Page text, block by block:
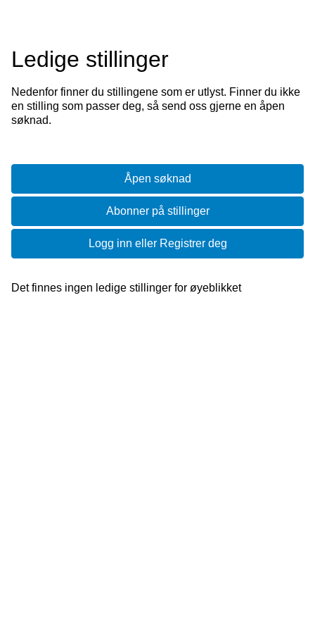
Ledige stillinger
Nedenfor finner du stillingene som er utlyst. Finner du ikke
en stilling som passer deg, så send oss gjerne en åpen
søknad.
Åpen søknad
Abonner på stillinger
Logg inn eller Registrer deg
Det finnes ingen ledige stillinger for øyeblikket